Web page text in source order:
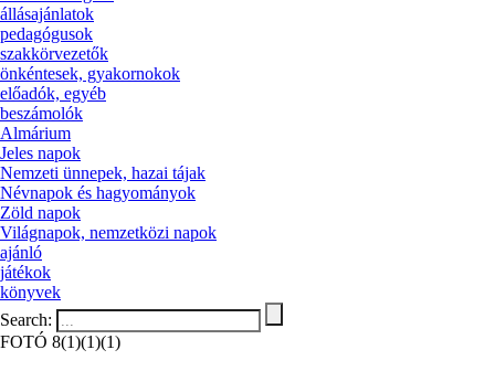
állásajánlatok
pedagógusok
szakkörvezetők
önkéntesek, gyakornokok
előadók, egyéb
beszámolók
Almárium
Jeles napok
Nemzeti ünnepek, hazai tájak
Névnapok és hagyományok
Zöld napok
Világnapok, nemzetközi napok
ajánló
játékok
könyvek
Search:
FOTÓ 8(1)(1)(1)